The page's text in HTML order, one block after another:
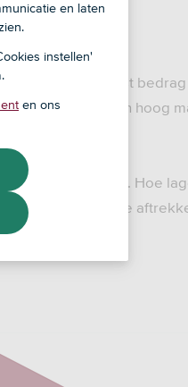
maand een vast
zijn in het begin hoog
rente betaalt. Hoe
ook minder rente
en laten
instellen'
en ons